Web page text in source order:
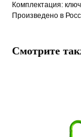
Комплектация:
Произведено в
Смотрите